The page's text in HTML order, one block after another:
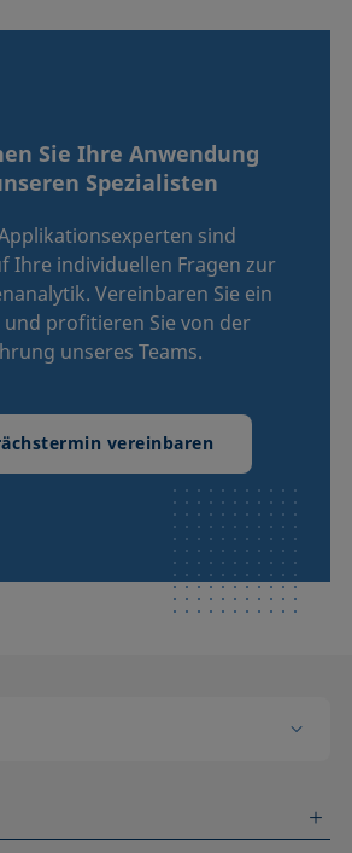
Sie Ihre Anwendung
Spezialisten
sind
Ihre individuellen Fragen zur
Vereinbaren Sie ein
und profitieren Sie von der
unseres Teams.
vereinbaren